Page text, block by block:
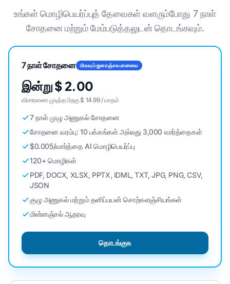
உங்கள் மொழிபெயர்ப்புத் தேவைகள் வளரும்போது 7 நாள்
சோதனை மற்றும் மேம்படுத்தலுடன் தொடங்கவும்.
7 நாள் சோதனை மிகவும் ஜனரஞ்சகமானவை
இன்று $ 2.00
விசாரணை முடிந்த பிறகு $ 14.99 / மாதம்
7 நாள் முழு அணுகல் சோதனை
சோதனை வரம்பு: 10 பக்கங்கள் அல்லது 3,000 வார்த்தைகள்
$0.005/வார்த்தை AI மொழிபெயர்ப்பு
120+ மொழிகள்
PDF, DOCX, XLSX, PPTX, IDML, TXT, JPG, PNG, CSV,
JSON
குழு அணுகல் மற்றும் தனிப்பயன் சொற்களஞ்சியங்கள்
மின்னஞ்சல் ஆதரவு
தொடங்குக